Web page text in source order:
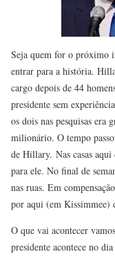
Seja quem for o próximo
entrar para a história.
cargo depois de 44
presidente sem
os dois nas pesquisas era
milionário. O tempo
de Hillary. Nas casas
para ele. No final de
nas ruas. Em
por aqui (em Kissimmee)
O que vai acontecer
presidente acontece no